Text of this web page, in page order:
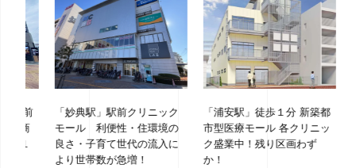
「妙典駅」駅前クリニック
モール 利便性・住環境の
良さ・子育て世代の流入に
より世帯数が急増！
「浦安駅」徒歩１分 新築都
市型医療モール 各クリニッ
ク盛業中！残り区画わず
か！